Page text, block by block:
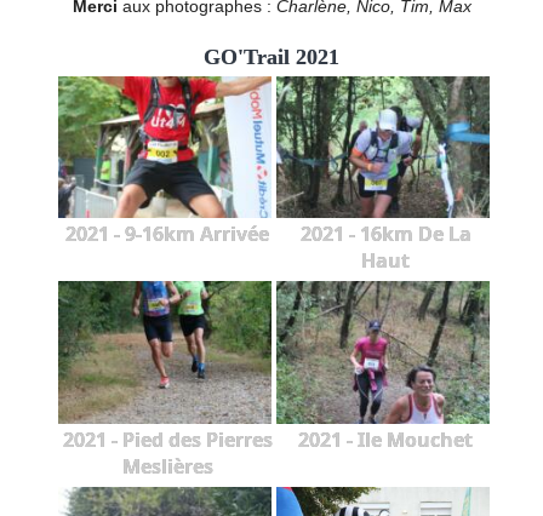
Merci aux photographes : Charlène, Nico, Tim, Max
GO'Trail 2021
2021 - 9-16km Arrivée
2021 - 16km De La
Haut
2021 - Pied des Pierres
Meslières
2021 - Ile Mouchet